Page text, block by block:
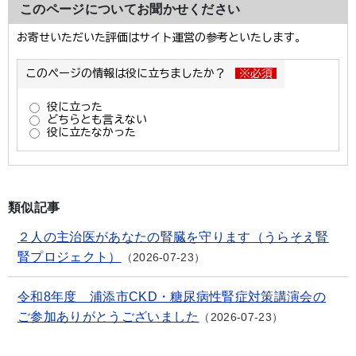
このページについてお聞かせください
類似記事
２人の主治医があなたの腎臓を守ります（うらそえ腎
腎プロジェクト）
2026-07-23
令和8年度 浦添市CKD・糖尿病性腎症対策講演会の
ご参加ありがとうございました
2026-07-23